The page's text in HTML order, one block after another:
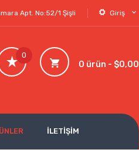
Giriş
Apt. No:52/1 Şişli
0 ürün - $0,00
0
İLETİŞİM